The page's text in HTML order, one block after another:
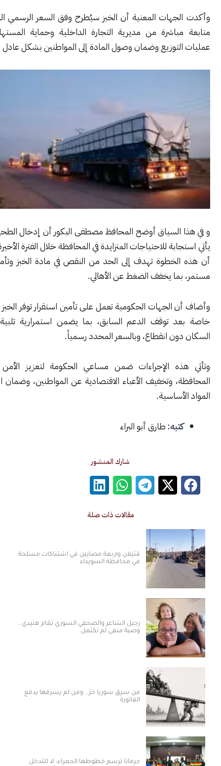
المعنية أن الخبز سيُطرح وفق السعر الرسمي المعتمد، مع
من مديرية التجارة الداخلية وحماية المستهلك، لضبط
وضمان وصول المادة إلى المواطنين بشكل عادل ومنظم.
السياق أوضح المحافظ مصطفى البكور أن إدخال الطحين المدعوم
للاحتياجات المتزايدة في المحافظة خلال الفترة الأخيرة، مشيراً إلى
تهدف إلى الحد من النقص في مادة الخبز وتأمينها بشكل
يخفف الضغط عن الأهالي.
الجهات الحكومية تعمل على تأمين استقرار توفر الخبز في الأسواق،
توقف الدعم السابق، بما يضمن استمرارية تلبية احتياجات
انقطاع، وبالسعر المحدد رسمياً.
الإجراءات ضمن مساعي الحكومة لتعزيز الأمن الغذائي في
وتخفيف الأعباء الاقتصادية عن المواطنين، وضمان استقرار توفر
طارق أبو البراء
شارك المنشور
مقالات ذات صلة
قتيلان وأربعة مصابين في اشتباكات مسلحة
في محافظة السويداء
رحيل الشاعر والصحفي السوري تمّام هنيدي..
وصية منفى لم تكتمل
من سرق سوريا حرّ.. ومن لم يسرقها يدفع
الفاتورة
جرمانا ترسم خطوطها الحمراء: لا للتدخل